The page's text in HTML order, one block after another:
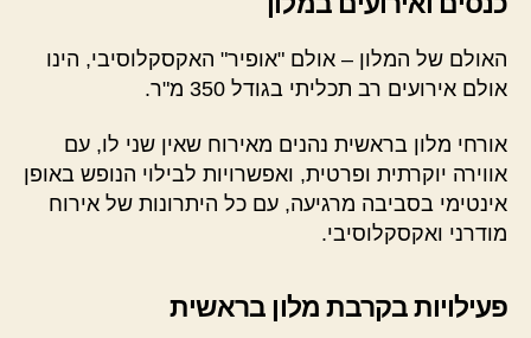
האולם של המלון – אולם "אופיר" האקסקלוסיבי, הינו
אולם אירועים רב תכליתי בגודל 350 מ"ר.
אורחי מלון בראשית נהנים מאירוח שאין שני לו, עם
אווירה יוקרתית ופרטית, ואפשרויות לבילוי הנופש באופן
אינטימי בסביבה מרגיעה, עם כל היתרונות של אירוח
מודרני ואקסקלוסיבי.
פעילויות בקרבת מלון בראשית